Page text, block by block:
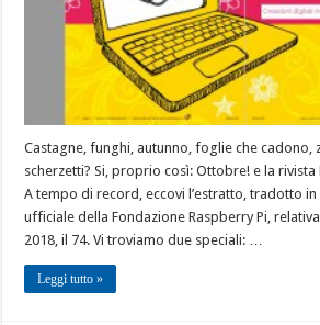
Castagne, funghi, autunno, foglie che cadono,
scherzetti? Si, proprio così: Ottobre! e la
A tempo di record, eccovi l’estratto, tradotto
ufficiale della Fondazione Raspberry Pi,
2018, il 74. Vi troviamo due speciali: …
Leggi tutto »